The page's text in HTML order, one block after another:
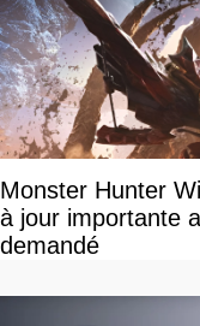
Monster Hunter
à jour importante
demandé